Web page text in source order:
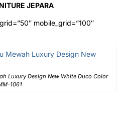
JEPARA
mobile_grid=”100″
Luxury Design New White Duco Color
1061